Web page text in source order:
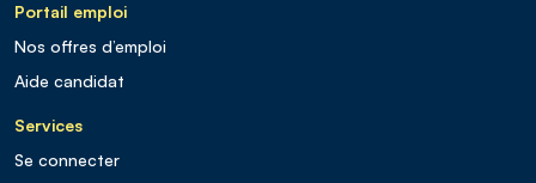
Portail emploi
Nos offres d’emploi
Aide candidat
Services
Se connecter